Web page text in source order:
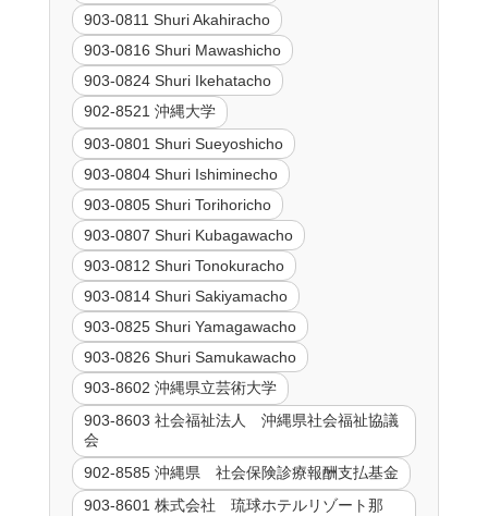
903-0811 Shuri Akahiracho
903-0816 Shuri Mawashicho
903-0824 Shuri Ikehatacho
902-8521 沖縄大学
903-0801 Shuri Sueyoshicho
903-0804 Shuri Ishiminecho
903-0805 Shuri Torihoricho
903-0807 Shuri Kubagawacho
903-0812 Shuri Tonokuracho
903-0814 Shuri Sakiyamacho
903-0825 Shuri Yamagawacho
903-0826 Shuri Samukawacho
903-8602 沖縄県立芸術大学
903-8603 社会福祉法人 沖縄県社会福祉協議
会
902-8585 沖縄県 社会保険診療報酬支払基金
903-8601 株式会社 琉球ホテルリゾート那